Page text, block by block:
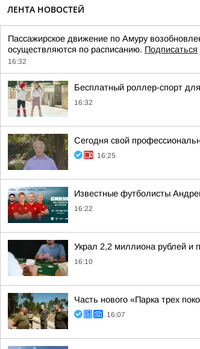
ЛЕНТА НОВОСТЕЙ
Пассажирское движение по Амуру
осуществляются по расписанию. Подписаться
16:32
Бесплатный роллер-спорт
16:32
Сегодня свой
16:25
Известные футболисты
16:22
Украл 2,2 миллиона рублей и
16:10
Часть нового «Парка трех
16:07